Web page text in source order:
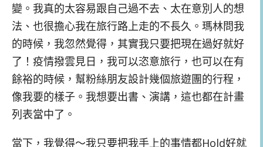
變。我真的太容易跟自己過不去、太在意別人的想
法、也很擔心我在旅行路上走的不長久。瑪林問我
的時候，我忽然覺得，其實我只要把現在過好就好
了！疫情撥雲見日，我可以恣意旅行，也可以在有
餘裕的時候，幫粉絲朋友設計幾個旅遊團的行程，
像我要的樣子。我想要出書、演講，這也都在計畫
列表當中了。
當下，我覺得～我只要把我手上的事情都Hold好就